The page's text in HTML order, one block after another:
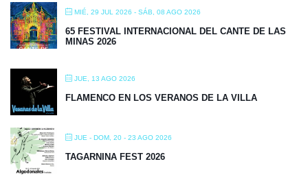
MIÉ, 29 JUL 2026 - SÁB, 08 AGO 2026
65 FESTIVAL INTERNACIONAL DEL CANTE DE LAS
MINAS 2026
JUE, 13 AGO 2026
FLAMENCO EN LOS VERANOS DE LA VILLA
JUE - DOM, 20 - 23 AGO 2026
TAGARNINA FEST 2026